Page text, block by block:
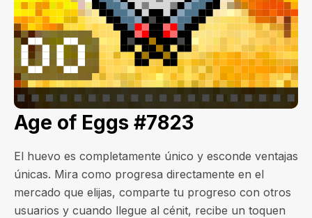
Age of Eggs #7823
El huevo es completamente único y esconde ventajas
únicas. Mira como progresa directamente en el
mercado que elijas, comparte tu progreso con otros
usuarios y cuando llegue al cénit, recibe un toquen